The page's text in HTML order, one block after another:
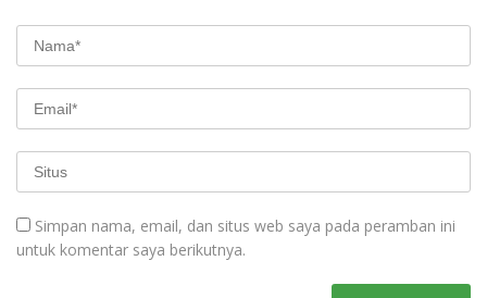
Simpan nama, email, dan situs web saya pada peramban ini
untuk komentar saya berikutnya.